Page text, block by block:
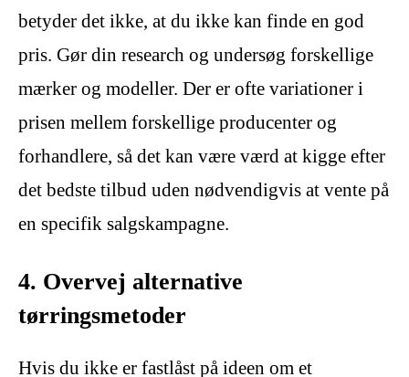
betyder det ikke, at du ikke kan finde en god
pris. Gør din research og undersøg forskellige
mærker og modeller. Der er ofte variationer i
prisen mellem forskellige producenter og
forhandlere, så det kan være værd at kigge efter
det bedste tilbud uden nødvendigvis at vente på
en specifik salgskampagne.
4. Overvej alternative
tørringsmetoder
Hvis du ikke er fastlåst på ideen om et